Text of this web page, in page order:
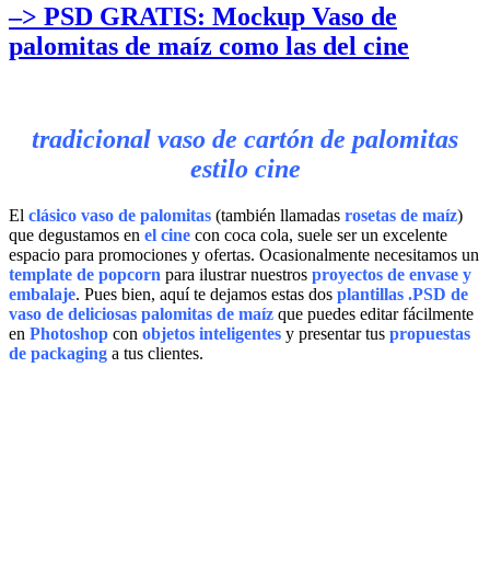
–> PSD GRATIS: Mockup Vaso de
palomitas de maíz como las del cine
tradicional vaso de cartón de palomitas
estilo cine
El clásico vaso de palomitas (también llamadas rosetas de maíz)
que degustamos en el cine con coca cola, suele ser un excelente
espacio para promociones y ofertas. Ocasionalmente necesitamos un
template de popcorn para ilustrar nuestros proyectos de envase y
embalaje. Pues bien, aquí te dejamos estas dos plantillas .PSD de
vaso de deliciosas palomitas de maíz que puedes editar fácilmente
en Photoshop con objetos inteligentes y presentar tus propuestas
de packaging a tus clientes.